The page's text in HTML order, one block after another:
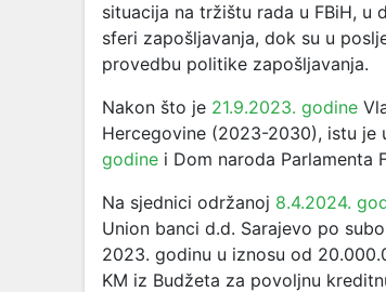
situacija na tržištu rada u FBiH, u
sferi zapošljavanja, dok su u
provedbu politike zapošljavanja.
Nakon što je 21.9.2023. godine
Hercegovine (2023-2030), istu je
godine i Dom naroda Parlamenta
Na sjednici održanoj 8.4.2024.
Union banci d.d. Sarajevo po
2023. godinu u iznosu od
KM iz Budžeta za povoljnu